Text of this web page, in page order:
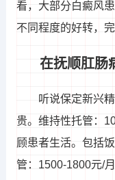
看，大部分白癜风
不同程度的好转，
在抚顺肛肠
听说保定新兴
贵。维持性托管：
顾患者生活。包括
管：1500-1800元/